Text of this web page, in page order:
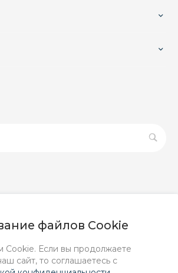
файлов Cookie
Cookie. Если вы продолжаете
сайт, то соглашаетесь с
характер и ни при каких условиях не
Статьи 437 (2) ГК РФ.